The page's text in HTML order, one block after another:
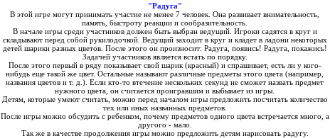
"Радуга"
В этой игре могут принимать участие не менее 7 человек. Она развивает внимательность,
память, быстроту реакции и сообразительность.
В начале игры среди участников должен быть выбран ведущий. Игроки садятся в круг и
складывают перед собой рукилодочкой. Ведущий заходит в круг и кладет в ладони некоторых
детей шарики разных цветов. После этого он произносит: Радуга, появись! Радуга, покажись!
Задачей участников является встать по порядку.
После этого первый в ряду показывает свой шарик (красный) и спрашивает, есть ли у кого-
нибудь еще такой же цвет. Остальные называют различные предметы этого цвета (например,
названия цветов и т. д.). Если кто-то втечение нескольких секунд не сможет назвать предмет
нужного цвета, он считается проигравшим и выбывает из игры.
Детям, которые умеют считать, можно перед началом игры предложить посчитать количество
тех или иных названных предметов.
После игры можно обсудить с ребенком, почему предметов одного цвета встречается много, а
другого - мало.
Так же в качестве продолжения игры можно предложить детям нарисовать радугу.